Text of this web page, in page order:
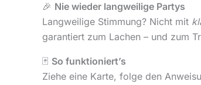
🎉 Nie wieder langweilige Partys
Langweilige Stimmung? Nicht mit
garantiert zum Lachen – und zum
🃏 So funktioniert’s
Ziehe eine Karte, folge den